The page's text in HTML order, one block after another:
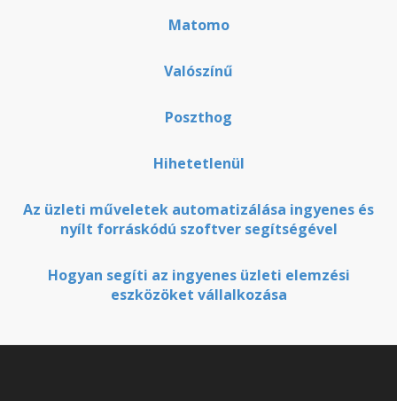
Matomo
Valószínű
Poszthog
Hihetetlenül
Az üzleti műveletek automatizálása ingyenes és
nyílt forráskódú szoftver segítségével
Hogyan segíti az ingyenes üzleti elemzési
eszközöket vállalkozása